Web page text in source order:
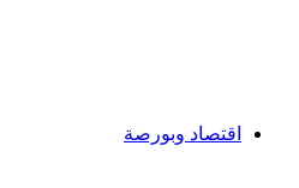
اقتصاد وبورصة